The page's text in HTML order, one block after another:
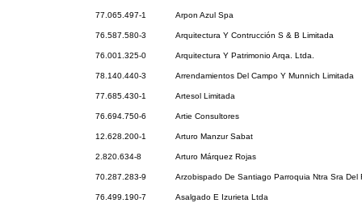
77.065.497-1 Arpon Azul Spa
76.587.580-3 Arquitectura Y Contrucción S & B Limitada
76.001.325-0 Arquitectura Y Patrimonio Arqa. Ltda.
78.140.440-3 Arrendamientos Del Campo Y Munnich Limitada
77.685.430-1 Artesol Limitada
76.694.750-6 Artie Consultores
12.628.200-1 Arturo Manzur Sabat
2.820.634-8 Arturo Márquez Rojas
70.287.283-9 Arzobispado De Santiago Parroquia Ntra Sra Del
76.499.190-7 Asalgado E Izurieta Ltda